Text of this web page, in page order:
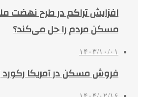
افزایش تراکم در طرح
مسکن مردم را حل می‌کند؟
۱۴۰۳/۱۰/۰۱
فروش مسکن در آمریکا رکورد